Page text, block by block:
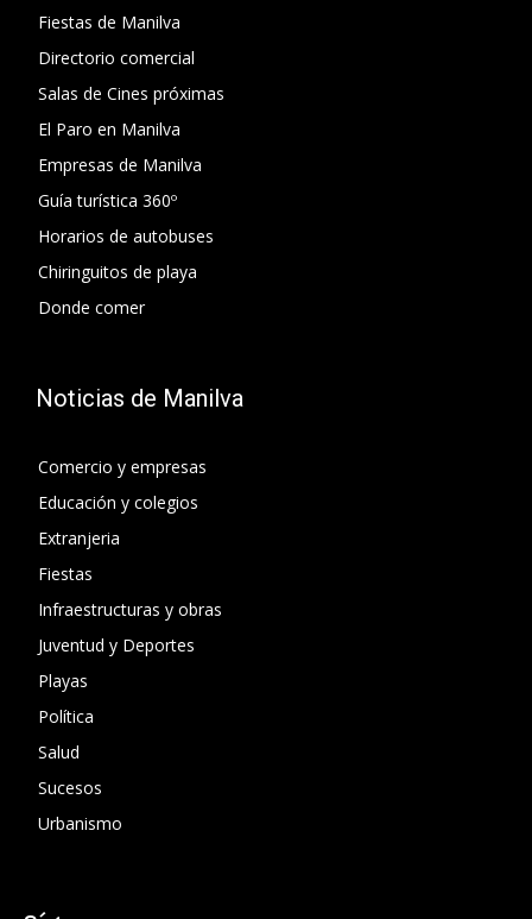
Fiestas de Manilva
Directorio comercial
Salas de Cines próximas
El Paro en Manilva
Empresas de Manilva
Guía turística 360º
Horarios de autobuses
Chiringuitos de playa
Donde comer
Noticias de Manilva
Comercio y empresas
Educación y colegios
Extranjeria
Fiestas
Infraestructuras y obras
Juventud y Deportes
Playas
Política
Salud
Sucesos
Urbanismo